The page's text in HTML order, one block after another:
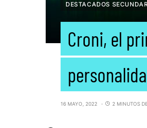
DESTACADOS
Croni, el
16 MAYO, 2022 2 MINUTOS